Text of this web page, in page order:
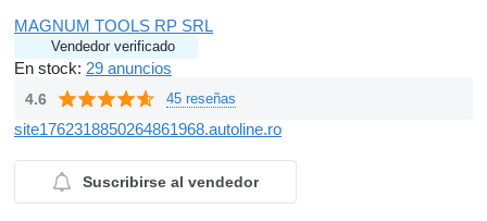
MAGNUM TOOLS RP SRL
Vendedor verificado
En stock: 29 anuncios
4.6 45 reseñas
site1762318850264861968.autoline.ro
Suscribirse al vendedor